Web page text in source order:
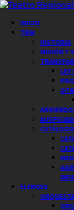
Saltar
contenido
Menú
principal
INICIO
TRM
HISTORIA
MISIÓN Y
LEY
ELENCOS